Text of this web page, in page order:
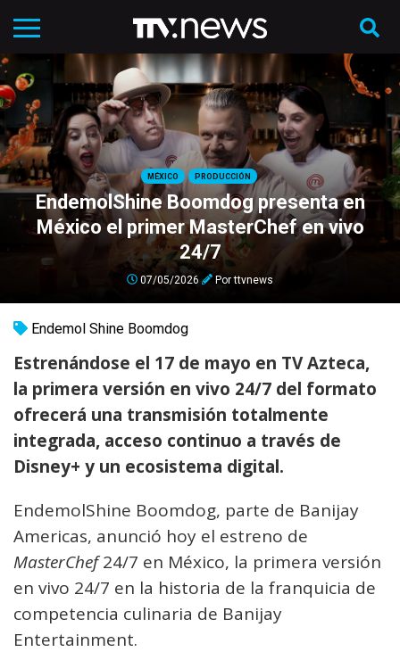
MÉXICO PRODUCCIÓN
EndemolShine Boomdog presenta en
México el primer MasterChef en vivo
24/7
07/05/2026 Porttvnews
Endemol Shine Boomdog
Estrenándose el 17 de mayo en TV Azteca,
la primera versión en vivo 24/7 del formato
ofrecerá una transmisión totalmente
integrada, acceso continuo a través de
Disney+ y un ecosistema digital.
EndemolShine Boomdog, parte de Banijay
Americas, anunció hoy el estreno de
MasterChef24/7 en México, la primera versión
en vivo 24/7 en la historia de la franquicia de
competencia culinaria de Banijay
Entertainment.